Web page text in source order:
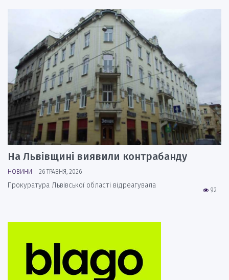
На Львівщині виявили контрабанду
НОВИНИ 26 ТРАВНЯ, 2026
92
Прокуратура Львівської області відреагувала